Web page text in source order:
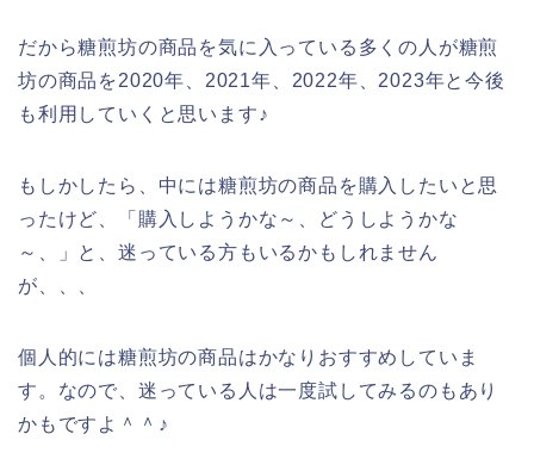
だから糖煎坊の商品を気に入っている多くの人が糖煎
坊の商品を2020年、2021年、2022年、2023年と今後
も利用していくと思います♪
もしかしたら、中には糖煎坊の商品を購入したいと思
ったけど、「購入しようかな～、どうしようかな
～、」と、迷っている方もいるかもしれません
が、、、
個人的には糖煎坊の商品はかなりおすすめしていま
す。なので、迷っている人は一度試してみるのもあり
かもですよ＾＾♪